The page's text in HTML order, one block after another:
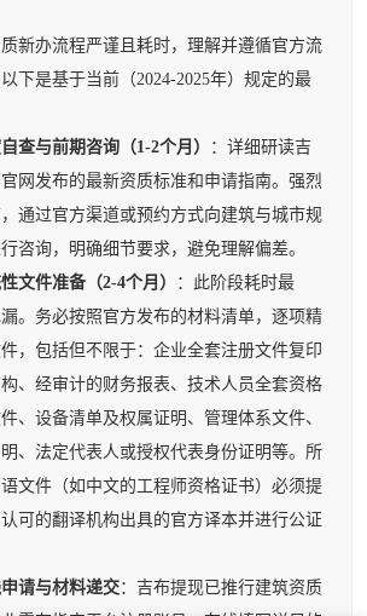
办流程严谨且耗时，理解并遵循官方流
下是基于当前（2024-2025年）规定的最
查与前期咨询（1-2个月）
：详细研读吉
网发布的最新资质标准和申请指南。强烈
通过官方渠道或预约方式向建筑与城市规
咨询，明确细节要求，避免理解偏差。
文件准备（2-4个月）
：此阶段耗时最
。务必按照官方发布的材料清单，逐项精
，包括但不限于：企业全套注册文件复印
、经审计的财务报表、技术人员全套资格
、设备清单及权属证明、管理体系文件、
、法定代表人或授权代表身份证明等。所
文件（如中文的工程师资格证书）必须提
可的翻译机构出具的官方译本并进行公证
请与材料递交：吉布提现已推行建筑资质